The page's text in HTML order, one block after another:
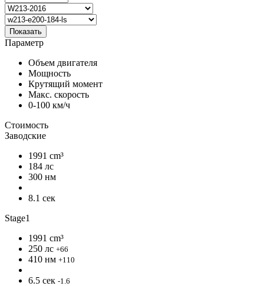
Показать
Параметр
Объем двигателя
Мощность
Крутящий момент
Макс. скорость
0-100 км/ч
Стоимость
Заводские
1991 cm³
184 лс
300 нм
8.1 сек
Stage1
1991 cm³
250 лс +66
410 нм +110
6.5 сек -1.6